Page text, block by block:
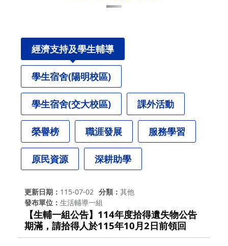
經濟支持及學生輔導
學生宿舍(陽明校區)
學生宿舍(交大校區) 課外活動
榮譽榜 職涯發展 服務學習
原民資源 深耕助學
更新日期 115-07-02 分類
其他
發布單位
生活輔導一組
【生輔一組公告】114年度拾得遺失物公告
期滿，請拾得人於115年10月2日前領回